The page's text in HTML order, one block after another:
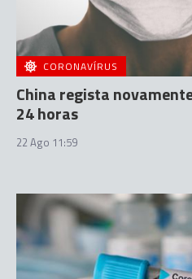
CORONAVÍRUS
China regista
24 horas
22 Ago 11:59